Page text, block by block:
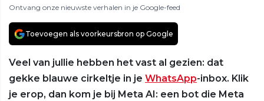
Ontvang onze nieuwste verhalen in je Google-feed
Toevoegen als voorkeursbron op Google
Veel van jullie hebben het vast al gezien: dat
gekke blauwe cirkeltje in je WhatsApp-inbox. Klik
je erop, dan kom je bij Meta AI: een bot die Meta